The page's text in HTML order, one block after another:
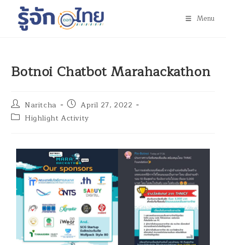
Menu
Botnoi Chatbot Marahackathon
Naritcha
April 27, 2022
Highlight Activity